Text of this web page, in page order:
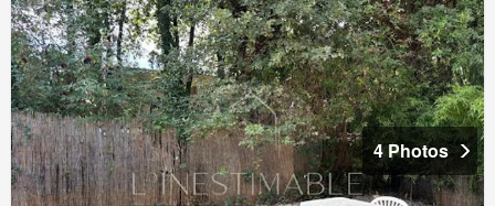
4 Photos